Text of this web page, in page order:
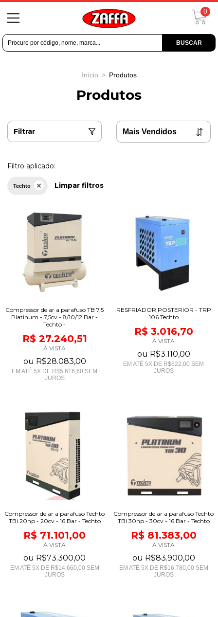
BUSCAR
0
Início > Produtos
Produtos
Filtrar
Filtro aplicado:
Techto Limpar filtros
Compressor de ar a parafuso TB 7,5
Platinum - 7,5cv - 8/10/12 Bar -
Techto -
R$ 27.240,51
À VISTA
ou R$28.083,00
EM ATÉ 5X DE R$5.616,60 SEM
JUROS
RESFRIADOR POSTERIOR - TRP
106 Techto
R$ 3.016,70
À VISTA
ou R$3.110,00
EM ATÉ 5X DE R$622,00 SEM
JUROS
Compressor de ar a parafuso Techto
TBi 20hp - 20cv - 16 Bar - Techto
R$ 71.101,00
À VISTA
ou R$73.300,00
EM ATÉ 5X DE R$14.660,00 SEM
JUROS
Compressor de ar a parafuso Techto
TBi 30hp - 30cv - 16 Bar - Techto
R$ 81.383,00
À VISTA
ou R$83.900,00
EM ATÉ 5X DE R$16.780,00 SEM
JUROS